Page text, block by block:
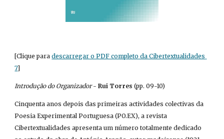
[Clique para descarregar o PDF completo da Cibertextualidades
7]
Introdução do Organizador - Rui Torres (pp. 09-10)
Cinquenta anos depois das primeiras actividades colectivas da
Poesia Experimental Portuguesa (PO.EX), a revista
Cibertextualidades apresenta um número totalmente dedicado